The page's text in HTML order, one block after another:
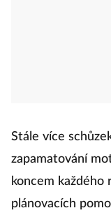
Stále více
zapamatování
koncem
plánovacích